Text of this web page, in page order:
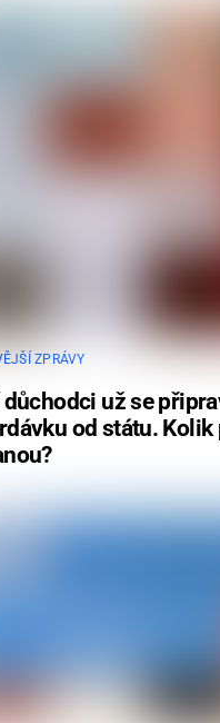
ZPRÁVY
už se
od státu. Kolik